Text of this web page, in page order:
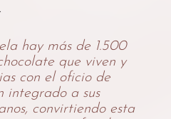
hay más de 1.500
que viven y
con el oficio de
integrado a sus
convirtiendo esta